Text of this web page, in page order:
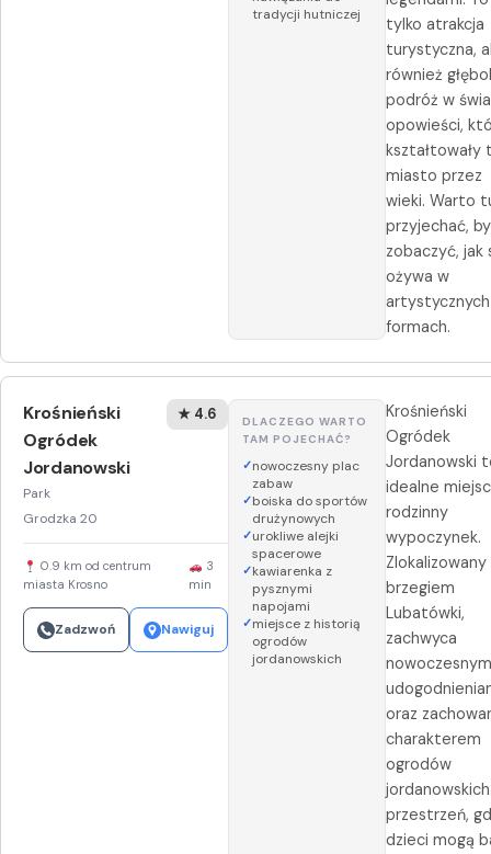
tradycji hutniczej
tylko atrakcja
turystyczna,
również
podróż w
opowieści,
kształtowały
miasto przez
wieki. Warto
przyjechać, by
zobaczyć, jak
ożywa w
artystycznych
formach.
Krośnieński
Ogródek
Jordanowski
Park
Grodzka 20
★ 4.6
0.9 km od centrum
miasta Krosno
3
min
Zadzwoń Nawiguj
DLACZEGO WARTO
TAM POJECHAĆ?
nowoczesny plac
zabaw
boiska do sportów
drużynowych
urokliwe alejki
spacerowe
kawiarenka z
pysznymi
napojami
miejsce z historią
ogrodów
jordanowskich
Krośnieński
Ogródek
Jordanowski
idealne
rodzinny
wypoczynek.
brzegiem
Lubatówki,
zachwyca
oraz
charakterem
ogrodów
przestrzeń,
dzieci mogą